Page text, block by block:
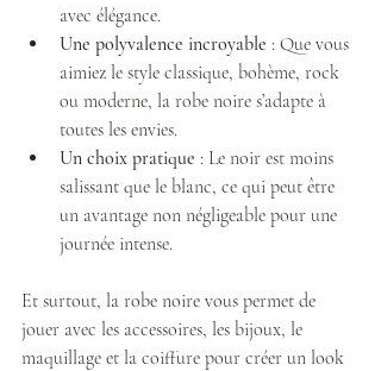
avec élégance.
Une polyvalence incroyable : Que vous
aimiez le style classique, bohème, rock
ou moderne, la robe noire s’adapte à
toutes les envies.
Un choix pratique : Le noir est moins
salissant que le blanc, ce qui peut être
un avantage non négligeable pour une
journée intense.
Et surtout, la robe noire vous permet de
jouer avec les accessoires, les bijoux, le
maquillage et la coiffure pour créer un look